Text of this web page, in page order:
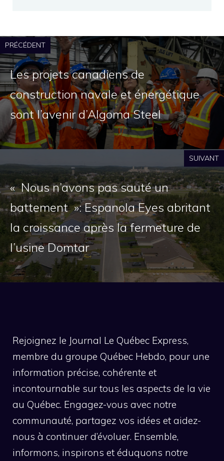
PRÉCÉDENT
Les projets canadiens de
construction navale et énergétique
sont l’avenir d’Algoma Steel
SUIVANT
« Nous n’avons pas sauté un
battement »: Espanola Eyes abritant
la croissance après la fermeture de
l’usine Domtar
Rejoignez le Journal Le Québec Express,
membre du groupe Québec Hebdo, pour une
information précise, cohérente et
incontournable sur tous les aspects de la vie
au Québec. Engagez-vous avec notre
communauté, partagez vos idées et aidez-
nous à continuer d’évoluer. Ensemble,
informons, inspirons et éduquons notre